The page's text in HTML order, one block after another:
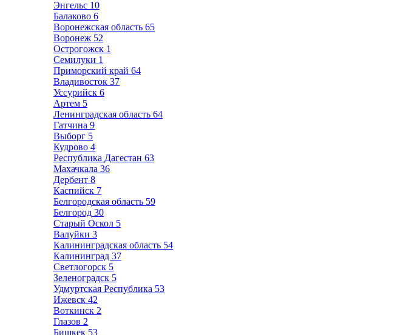
Энгельс 10
Балаково 6
Воронежская область 65
Воронеж 52
Острогожск 1
Семилуки 1
Приморский край 64
Владивосток 37
Уссурийск 6
Артем 5
Ленинградская область 64
Гатчина 9
Выборг 5
Кудрово 4
Республика Дагестан 63
Махачкала 36
Дербент 8
Каспийск 7
Белгородская область 59
Белгород 30
Старый Оскол 5
Валуйки 3
Калининградская область 54
Калининград 37
Светлогорск 5
Зеленоградск 5
Удмуртская Республика 53
Ижевск 42
Воткинск 2
Глазов 2
Бишкек 53